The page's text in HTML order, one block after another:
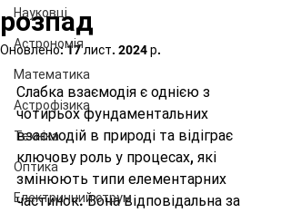
Науковці
Астрономія
Математика
Астрофізика
Техніка
Оптика
Електричний струм
розпад
Оновлено:17 лист. 2024 р.
Слабка взаємодія є однією з
чотирьох фундаментальних
взаємодій в природі та відіграє
ключову роль у процесах, які
змінюють типи елементарних
частинок. Вона відповідальна за